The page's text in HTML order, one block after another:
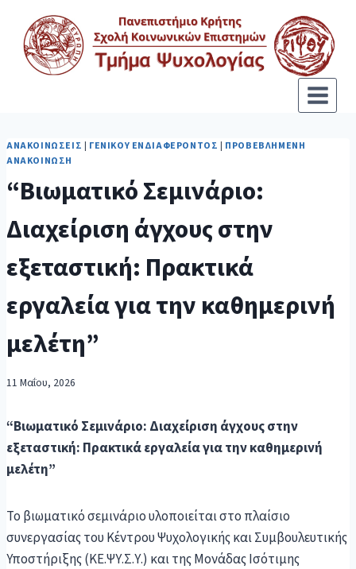
ΑΝΑΚΟΙΝΏΣΕΙΣ | ΓΕΝΙΚΟΎ ΕΝΔΙΑΦΈΡΟΝΤΟΣ | ΠΡΟΒΕΒΛΗΜΈΝΗ
ΑΝΑΚΟΊΝΩΣΗ
“Βιωματικό Σεμινάριο:
Διαχείριση άγχους στην
εξεταστική: Πρακτικά
εργαλεία για την καθημερινή
μελέτη”
11 Μαΐου, 2026
“Βιωματικό Σεμινάριο: Διαχείριση άγχους στην
εξεταστική: Πρακτικά εργαλεία για την καθημερινή
μελέτη”
Το βιωματικό σεμινάριο υλοποιείται στο πλαίσιο
συνεργασίας του Κέντρου Ψυχολογικής και Συμβουλευτικής
Υποστήριξης (ΚΕ.ΨΥ.Σ.Υ.) και της Μονάδας Ισότιμης